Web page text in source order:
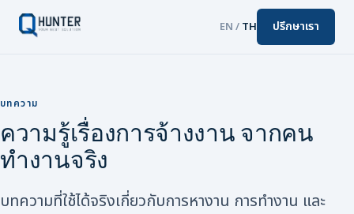
EN / TH ปรึกษาเรา
บทความ
ความรู้เรื่องการจ้างงาน จากคน
ทำงานจริง
บทความที่ใช้ได้จริงเกี่ยวกับการหางาน การทำงาน และ